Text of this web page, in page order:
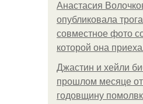
Анастасия
опубликовала
совместное фото
которой она
Джастин и хейли
прошлом месяце
годовщину